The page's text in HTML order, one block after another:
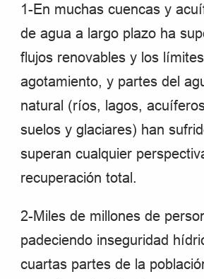
1-En muchas cuencas y
de agua a largo plazo ha
flujos renovables y los
agotamiento, y partes del
natural (ríos, lagos,
suelos y glaciares) han
superan cualquier
recuperación total.
2-Miles de millones de
padeciendo inseguridad
cuartas partes de la